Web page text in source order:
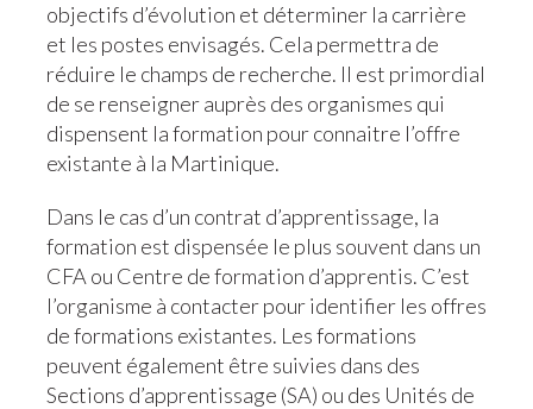
objectifs d’évolution et déterminer la carrière
et les postes envisagés. Cela permettra de
réduire le champs de recherche. Il est primordial
de se renseigner auprès des organismes qui
dispensent la formation pour connaitre l’offre
existante à la Martinique.
Dans le cas d’un contrat d’apprentissage, la
formation est dispensée le plus souvent dans un
CFA ou Centre de formation d’apprentis. C’est
l’organisme à contacter pour identifier les offres
de formations existantes. Les formations
peuvent également être suivies dans des
Sections d’apprentissage (SA) ou des Unités de